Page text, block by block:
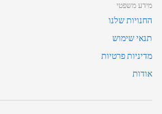
מידע משפטי
החנויות שלנו
תנאי שימוש
מדיניות פרטיות
אודות